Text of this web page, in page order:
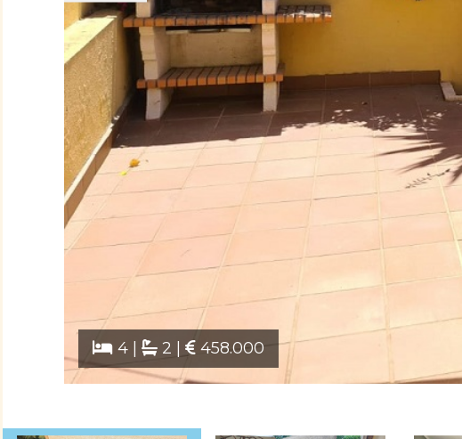
4 | 2 | 458.000